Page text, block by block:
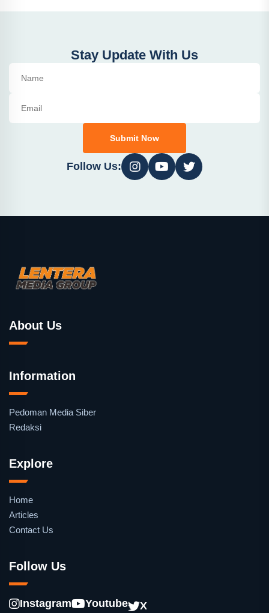
Stay Update With Us
Submit Now
Follow Us:
About Us
Information
Pedoman Media Siber
Redaksi
Explore
Home
Articles
Contact Us
Follow Us
Instagram Youtube X